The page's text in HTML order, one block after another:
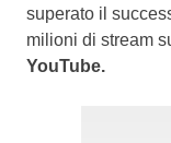
superato il
milioni di stream
YouTube.